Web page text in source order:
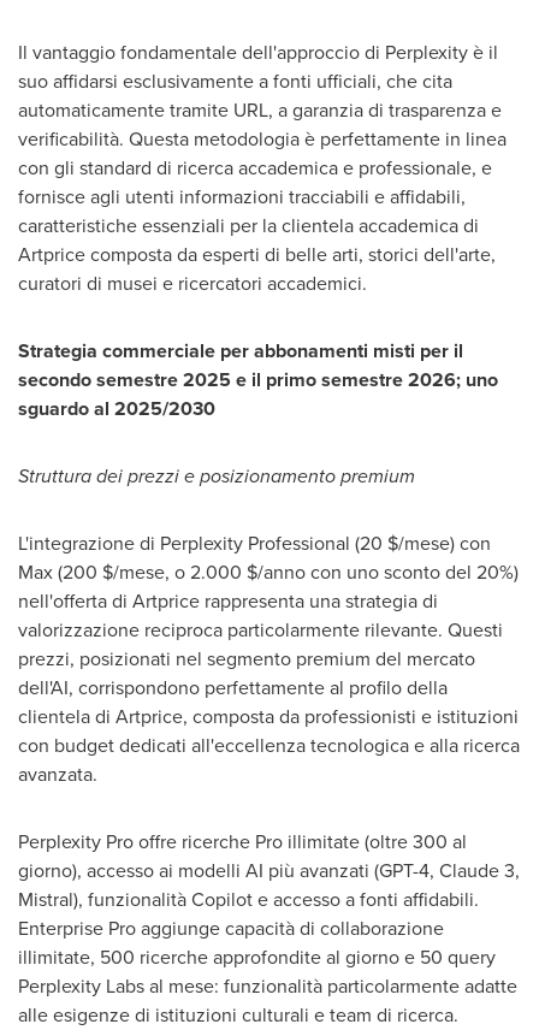
Il vantaggio fondamentale dell'approccio di Perplexity è il
suo affidarsi esclusivamente a fonti ufficiali, che cita
automaticamente tramite URL, a garanzia di trasparenza e
verificabilità. Questa metodologia è perfettamente in linea
con gli standard di ricerca accademica e professionale, e
fornisce agli utenti informazioni tracciabili e affidabili,
caratteristiche essenziali per la clientela accademica di
Artprice composta da esperti di belle arti, storici dell'arte,
curatori di musei e ricercatori accademici.
Strategia commerciale per abbonamenti misti per il
secondo semestre 2025 e il primo semestre 2026; uno
sguardo al 2025/2030
Struttura dei prezzi e posizionamento premium
L'integrazione di Perplexity Professional (20 $/mese) con
Max (200 $/mese, o 2.000 $/anno con uno sconto del 20%)
nell'offerta di Artprice rappresenta una strategia di
valorizzazione reciproca particolarmente rilevante. Questi
prezzi, posizionati nel segmento premium del mercato
dell'AI, corrispondono perfettamente al profilo della
clientela di Artprice, composta da professionisti e istituzioni
con budget dedicati all'eccellenza tecnologica e alla ricerca
avanzata.
Perplexity Pro offre ricerche Pro illimitate (oltre 300 al
giorno), accesso ai modelli AI più avanzati (GPT-4, Claude 3,
Mistral), funzionalità Copilot e accesso a fonti affidabili.
Enterprise Pro aggiunge capacità di collaborazione
illimitate, 500 ricerche approfondite al giorno e 50 query
Perplexity Labs al mese: funzionalità particolarmente adatte
alle esigenze di istituzioni culturali e team di ricerca.